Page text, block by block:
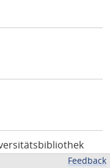
Feedback